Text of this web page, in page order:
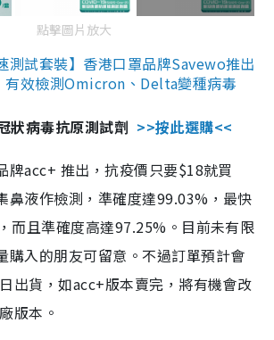
點擊圖片放大
測試套裝】香港口罩品牌Savewo推出
有效檢測Omicron、Delta變種病毒
病毒抗原測試劑 >>按此選購<<
牌acc+ 推出，抗疫價只要$18就買
鼻液作檢測，準確度達99.03%，最快
而且準確度高達97.25%。目前未有限
購入的朋友可留意。不過訂單預計會
出貨，如acc+版本賣完，將有機會改
版本。